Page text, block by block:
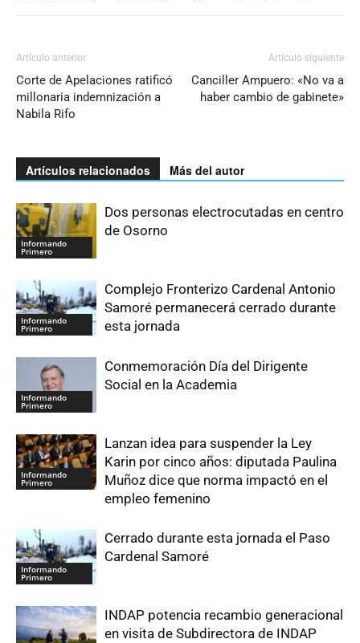
Artículo anterior
Corte de Apelaciones ratificó
millonaria indemnización a
Nabila Rifo
Artículo siguiente
Canciller Ampuero: «No va a
haber cambio de gabinete»
Artículos relacionados Más del autor
Informando
Primero
Dos personas electrocutadas en centro
de Osorno
Informando
Primero
Complejo Fronterizo Cardenal Antonio
Samoré permanecerá cerrado durante
esta jornada
Informando
Primero
Conmemoración Día del Dirigente
Social en la Academia
Informando
Primero
Lanzan idea para suspender la Ley
Karin por cinco años: diputada Paulina
Muñoz dice que norma impactó en el
empleo femenino
Informando
Primero
Cerrado durante esta jornada el Paso
Cardenal Samoré
INDAP potencia recambio generacional
en visita de Subdirectora de INDAP